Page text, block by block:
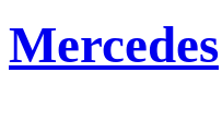
Mercedes